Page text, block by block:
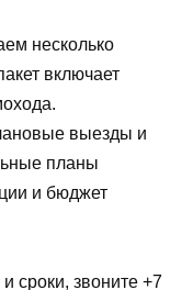
несколько
включает
выезды и
планы
и бюджет
сроки, звоните +7